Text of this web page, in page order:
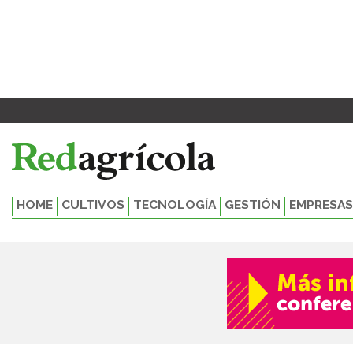
HOME CULTIVOS TECNOLOGÍA GESTIÓN EMPRESAS